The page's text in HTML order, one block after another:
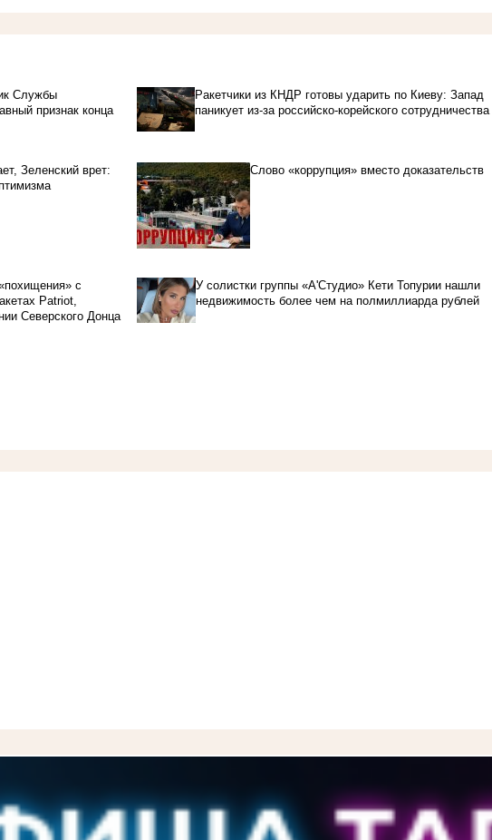
Службы
признак конца
Ракетчики из КНДР готовы ударить по Киеву: Запад
паникует из-за российско-корейского сотрудничества
Зеленский врет:
Слово «коррупция» вместо доказательств
с
Patriot,
Северского Донца
У солистки группы «А'Студио» Кети Топурии нашли
недвижимость более чем на полмиллиарда рублей